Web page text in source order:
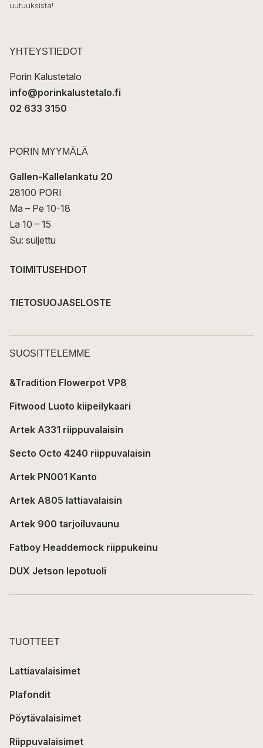
k
t
uutuuksista!
YHTEYSTIEDOT
Porin Kalustetalo
info@porinkalustetalo.fi
02 633 3150
PORIN MYYMÄLÄ
Gallen-Kallelankatu 20
28100 PORI
Ma – Pe 10-18
La 10 – 15
Su: suljettu
TOIMITUSEHDOT
TIETOSUOJASELOSTE
SUOSITTELEMME
&Tradition Flowerpot VP8
Fitwood Luoto kiipeilykaari
Artek A331 riippuvalaisin
Secto Octo 4240 riippuvalaisin
Artek PN001 Kanto
Artek A805 lattiavalaisin
Artek 900 tarjoiluvaunu
Fatboy Headdemock riippukeinu
DUX Jetson lepotuoli
TUOTTEET
Lattiavalaisimet
Plafondit
Pöytävalaisimet
Riippuvalaisimet